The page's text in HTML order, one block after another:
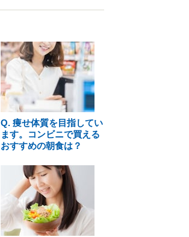
Q. 痩せ体質を目指してい
ます。コンビニで買える
おすすめの朝食は？